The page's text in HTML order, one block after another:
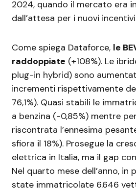
2024, quando il mercato era
dall’attesa per i nuovi
Come spiega Dataforce, le
raddoppiate (+108%). Le
plug-in hybrid) sono
incrementi rispettivamente
76,1%). Quasi stabili le
a benzina (-0,85%) mentre
riscontrata l’ennesima
sfiora il 18%). Prosegue la
elettrica in Italia, ma il gap
Nel quarto mese dell’anno, in
state immatricolate 6.646